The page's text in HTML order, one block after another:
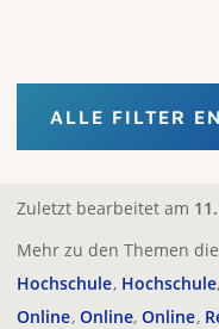
ALLE FILTER
Zuletzt bearbeitet am
Mehr zu den Themen
Hochschule Hochschule
Online Online Online